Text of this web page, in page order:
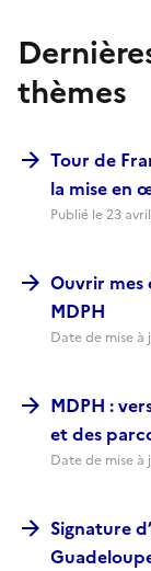
thèmes
Tour de
la mise en
Publié le 23
Ouvrir mes
MDPH
Date de mise à
MDPH :
et des
Date de mise à
Signature